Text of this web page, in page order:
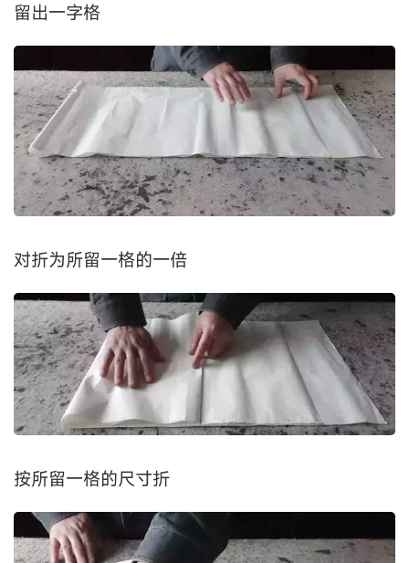
留出一字格
对折为所留一格的一倍
按所留一格的尺寸折